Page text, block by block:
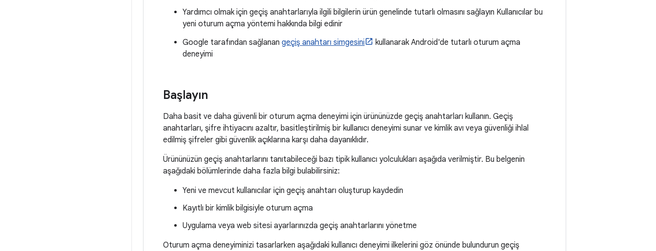
Yardımcı olmak için geçiş anahtarlarıyla ilgili bilgilerin ürün genelinde tutarlı olmasını sağlayın Kullanıcılar bu
yeni oturum açma yöntemi hakkında bilgi edinir
Google tarafından sağlanan geçiş anahtarı simgesini
kullanarak Android'de tutarlı oturum açma
deneyimi
Başlayın
Daha basit ve daha güvenli bir oturum açma deneyimi için ürününüzde geçiş anahtarları kullanın. Geçiş
anahtarları, şifre ihtiyacını azaltır, basitleştirilmiş bir kullanıcı deneyimi sunar ve kimlik avı veya güvenliği ihlal
edilmiş şifreler gibi güvenlik açıklarına karşı daha dayanıklıdır.
Ürününüzün geçiş anahtarlarını tanıtabileceği bazı tipik kullanıcı yolculukları aşağıda verilmiştir. Bu belgenin
aşağıdaki bölümlerinde daha fazla bilgi bulabilirsiniz:
Yeni ve mevcut kullanıcılar için geçiş anahtarı oluşturup kaydedin
Kayıtlı bir kimlik bilgisiyle oturum açma
Uygulama veya web sitesi ayarlarınızda geçiş anahtarlarını yönetme
Oturum açma deneyiminizi tasarlarken aşağıdaki kullanıcı deneyimi ilkelerini göz önünde bulundurun geçiş